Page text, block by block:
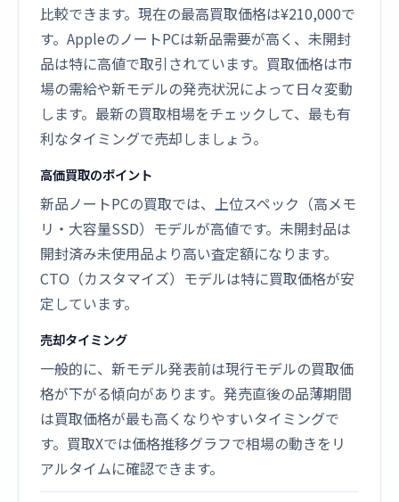
比較できます。現在の最高買取価格は¥210,000で
す。AppleのノートPCは新品需要が高く、未開封
品は特に高値で取引されています。買取価格は市
場の需給や新モデルの発売状況によって日々変動
します。最新の買取相場をチェックして、最も有
利なタイミングで売却しましょう。
高価買取のポイント
新品ノートPCの買取では、上位スペック（高メモ
リ・大容量SSD）モデルが高値です。未開封品は
開封済み未使用品より高い査定額になります。
CTO（カスタマイズ）モデルは特に買取価格が安
定しています。
売却タイミング
一般的に、新モデル発表前は現行モデルの買取価
格が下がる傾向があります。発売直後の品薄期間
は買取価格が最も高くなりやすいタイミングで
す。買取Xでは価格推移グラフで相場の動きをリ
アルタイムに確認できます。